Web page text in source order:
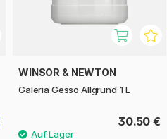
WINSOR & NEWTON
Galeria Gesso Allgrund 1 L
30.50 €